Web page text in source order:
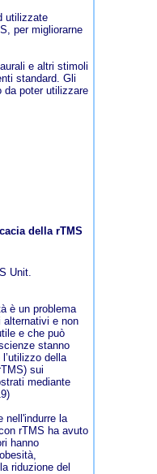
utilizzate
per migliorarne
e altri stimoli
standard. Gli
da poter utilizzare
della rTMS
Unit.
è un problema
alternativi e non
e che può
stanno
della
sui
mediante
nell'indurre la
rTMS ha avuto
hanno
riduzione del